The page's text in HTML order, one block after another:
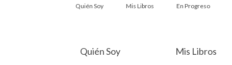
Quién Soy Mis Libros En Progreso
Quién Soy Mis Libros